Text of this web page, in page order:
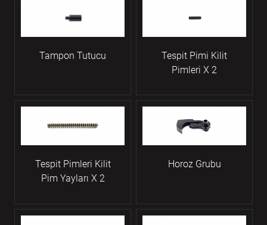
Tampon Tutucu
Tespit Pimi Kilit
Pimleri X 2
Tespit Pimleri Kilit
Pim Yayları X 2
Horoz Grubu